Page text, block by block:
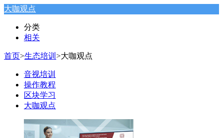
大咖观点
分类
相关
首页>生态培训 >大咖观点
音视培训
操作教程
区块学习
大咖观点